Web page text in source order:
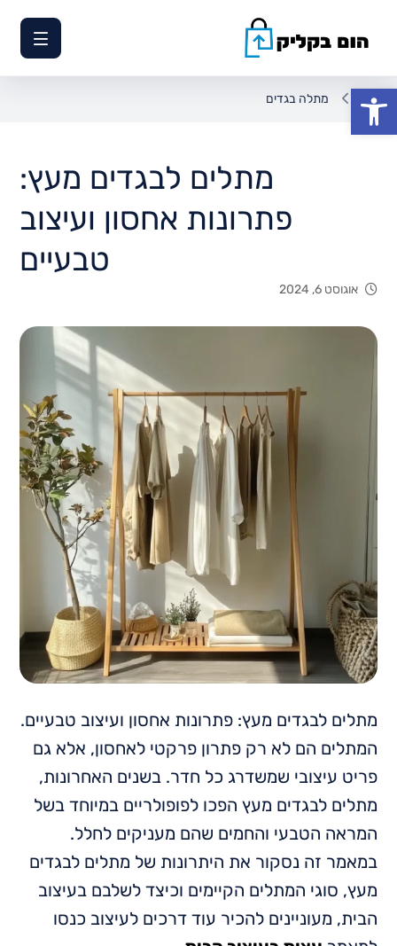
פתח סרגל נגישות
מתלה בגדים
מתלים לבגדים מעץ:
פתרונות אחסון ועיצוב
טבעיים
אוגוסט 6, 2024
מתלים לבגדים מעץ: פתרונות אחסון ועיצוב טבעיים.
המתלים הם לא רק פתרון פרקטי לאחסון, אלא גם
פריט עיצובי שמשדרג כל חדר. בשנים האחרונות,
מתלים לבגדים מעץ הפכו לפופולריים במיוחד בשל
המראה הטבעי והחמים שהם מעניקים לחלל.
במאמר זה נסקור את היתרונות של מתלים לבגדים
מעץ, סוגי המתלים הקיימים וכיצד לשלבם בעיצוב
הבית, מעוניינים להכיר עוד דרכים לעיצוב כנסו